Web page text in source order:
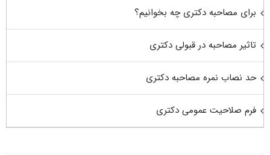
برای مصاحبه دکتری چه بخوانیم؟
تاثیر مصاحبه در قبولی دکتری
حد نصاب نمره مصاحبه دکتری
فرم صلاحیت عمومی دکتری